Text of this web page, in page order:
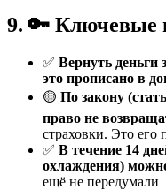
9. 🔑 Ключевые
✅ Вернуть деньги
это прописано в
🟡 По закону
право не
страховки. Это его
✅ В течение 14
охлаждения)
ещё не передумали